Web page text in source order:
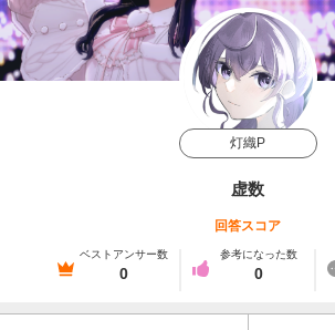
灯織P
虚数
回答スコア
ベストアンサー数
0
参考になった数
0